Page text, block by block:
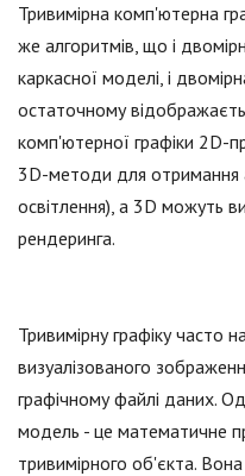
Тривимірна комп'ютерна
же алгоритмів, що і
каркасної моделі, і
остаточному
комп'ютерної графіки 2D-
3D-методи для отримання
освітлення), а 3D можуть
рендеринга.
Тривимірну графіку часто
визуалізованого
графічному файлі даних.
модель - це математичне
тривимірного об'єкта.